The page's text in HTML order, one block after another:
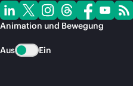
Animation und Bewegung
Aus Ein